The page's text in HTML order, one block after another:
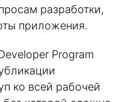
разработки,
приложения.
Program
ко всей рабочей